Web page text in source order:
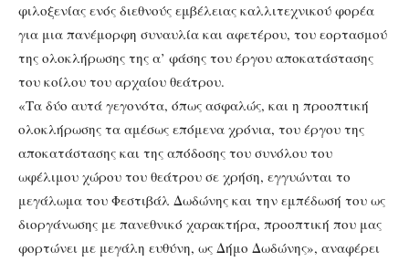
φιλοξενίας ενός διεθνούς εμβέλειας καλλιτεχνικού φορέα
για μια πανέμορφη συναυλία και αφετέρου, του εορτασμού
της ολοκλήρωσης της α’ φάσης του έργου αποκατάστασης
του κοίλου του αρχαίου θεάτρου.
«Τα δύο αυτά γεγονότα, όπως ασφαλώς, και η προοπτική
ολοκλήρωσης τα αμέσως επόμενα χρόνια, του έργου της
αποκατάστασης και της απόδοσης του συνόλου του
ωφέλιμου χώρου του θεάτρου σε χρήση, εγγυώνται το
μεγάλωμα του Φεστιβάλ Δωδώνης και την εμπέδωσή του ως
διοργάνωσης με πανεθνικό χαρακτήρα, προοπτική που μας
φορτώνει με μεγάλη ευθύνη, ως Δήμο Δωδώνης», αναφέρει